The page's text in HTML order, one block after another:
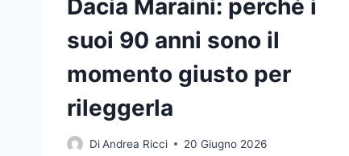
Dacia Maraini: perché i
suoi 90 anni sono il
momento giusto per
rileggerla
DiAndrea Ricci 20 Giugno 2026